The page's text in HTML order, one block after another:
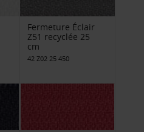
Fermeture Éclair
Z51 recyclée 25
cm
42 Z02 25 450